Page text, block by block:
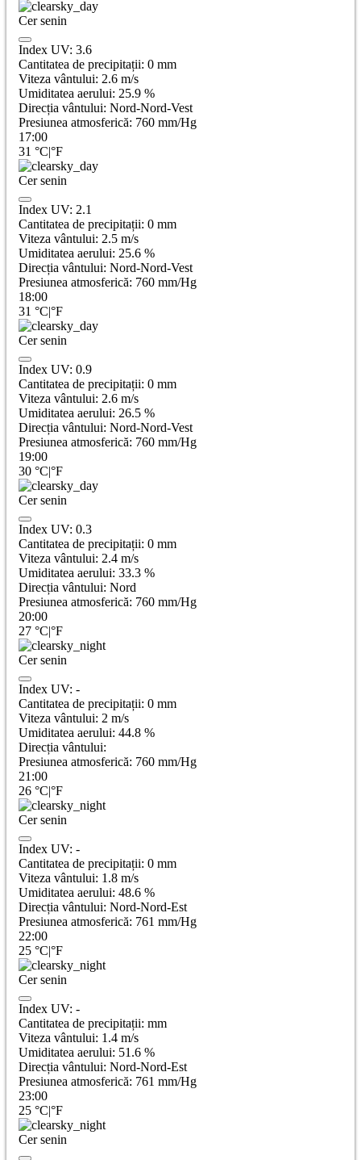
Cer senin
Index UV: 3.6
Cantitatea de precipitații: 0 mm
Viteza vântului: 2.6 m/s
Umiditatea aerului: 25.9 %
Direcția vântului: Nord-Nord-Vest
Presiunea atmosferică: 760 mm/Hg
17:00
31 °C|°F
Cer senin
Index UV: 2.1
Cantitatea de precipitații: 0 mm
Viteza vântului: 2.5 m/s
Umiditatea aerului: 25.6 %
Direcția vântului: Nord-Nord-Vest
Presiunea atmosferică: 760 mm/Hg
18:00
31 °C|°F
Cer senin
Index UV: 0.9
Cantitatea de precipitații: 0 mm
Viteza vântului: 2.6 m/s
Umiditatea aerului: 26.5 %
Direcția vântului: Nord-Nord-Vest
Presiunea atmosferică: 760 mm/Hg
19:00
30 °C|°F
Cer senin
Index UV: 0.3
Cantitatea de precipitații: 0 mm
Viteza vântului: 2.4 m/s
Umiditatea aerului: 33.3 %
Direcția vântului: Nord
Presiunea atmosferică: 760 mm/Hg
20:00
27 °C|°F
Cer senin
Index UV: -
Cantitatea de precipitații: 0 mm
Viteza vântului: 2 m/s
Umiditatea aerului: 44.8 %
Direcția vântului:
Presiunea atmosferică: 760 mm/Hg
21:00
26 °C|°F
Cer senin
Index UV: -
Cantitatea de precipitații: 0 mm
Viteza vântului: 1.8 m/s
Umiditatea aerului: 48.6 %
Direcția vântului: Nord-Nord-Est
Presiunea atmosferică: 761 mm/Hg
22:00
25 °C|°F
Cer senin
Index UV: -
Cantitatea de precipitații: mm
Viteza vântului: 1.4 m/s
Umiditatea aerului: 51.6 %
Direcția vântului: Nord-Nord-Est
Presiunea atmosferică: 761 mm/Hg
23:00
25 °C|°F
Cer senin